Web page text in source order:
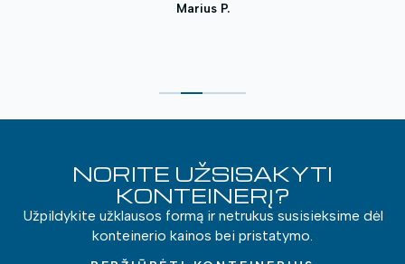
Marius P.
NORITE UŽSISAKYTI
KONTEINERĮ?
Užpildykite užklausos formą ir netrukus susisieksime dėl
konteinerio kainos bei pristatymo.